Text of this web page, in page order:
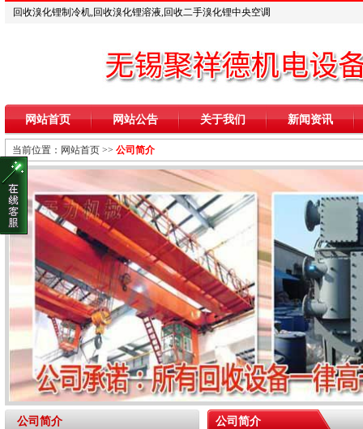
回收溴化锂制冷机,回收溴化锂溶液,回收二手溴化锂中央空调
网站首页 网站公告 关于我们 新闻资讯
当前位置： 网站首页 >> 公司简介
公司简介 公司简介